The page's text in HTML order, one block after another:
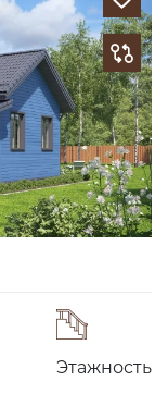
Этажность